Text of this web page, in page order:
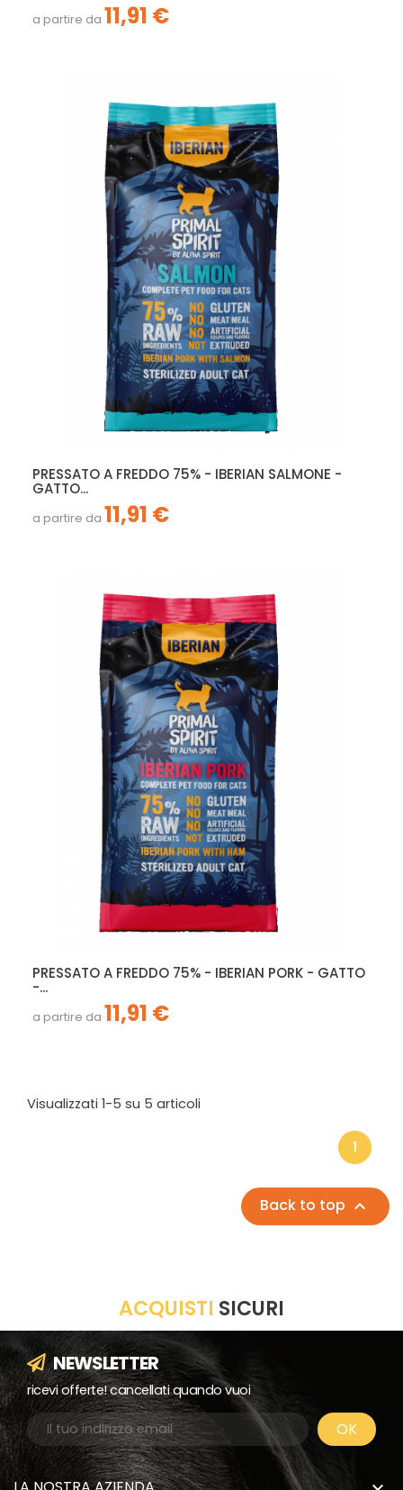
a partire da 11,91 €
PRESSATO A FREDDO 75% - IBERIAN SALMONE -
GATTO...
a partire da 11,91 €
PRESSATO A FREDDO 75% - IBERIAN PORK - GATTO
-...
a partire da 11,91 €
Visualizzati 1-5 su 5 articoli
1
Back to top 
ACQUISTI SICURI
NEWSLETTER
ricevi offerte! cancellati quando vuoi